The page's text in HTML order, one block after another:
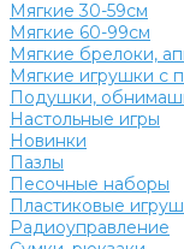
Мягкие 30-59см
Мягкие 60-99см
Мягкие брелоки,
Мягкие игрушки с
Подушки,
Настольные игры
Новинки
Пазлы
Песочные наборы
Пластиковые
Радиоуправление